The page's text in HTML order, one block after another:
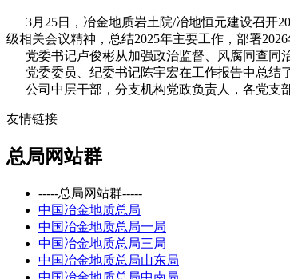
3月25日，冶金地质岩土院/冶地恒元建设召开
级相关会议精神，总结2025年主要工作，部署
党委书记卢俊彬从加强政治监督、风腐同查同
党委委员、纪委书记陈宇宏在工作报告中总结了
公司中层干部，分支机构党政负责人，各党支
友情链接
总局网站群
-----总局网站群-----
中国冶金地质总局
中国冶金地质总局一局
中国冶金地质总局三局
中国冶金地质总局山东局